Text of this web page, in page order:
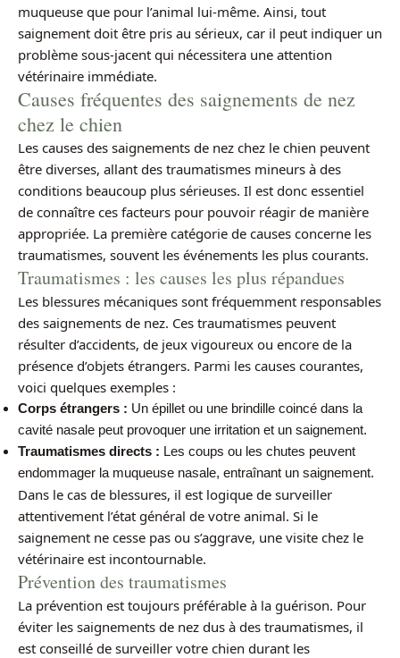
muqueuse que pour l’animal lui-même. Ainsi, tout
saignement doit être pris au sérieux, car il peut indiquer un
problème sous-jacent qui nécessitera une attention
vétérinaire immédiate.
Causes fréquentes des saignements de nez
chez le chien
Les causes des saignements de nez chez le chien peuvent
être diverses, allant des traumatismes mineurs à des
conditions beaucoup plus sérieuses. Il est donc essentiel
de connaître ces facteurs pour pouvoir réagir de manière
appropriée. La première catégorie de causes concerne les
traumatismes, souvent les événements les plus courants.
Traumatismes : les causes les plus répandues
Les blessures mécaniques sont fréquemment responsables
des saignements de nez. Ces traumatismes peuvent
résulter d’accidents, de jeux vigoureux ou encore de la
présence d’objets étrangers. Parmi les causes courantes,
voici quelques exemples :
Corps étrangers : Un épillet ou une brindille coincé dans la
cavité nasale peut provoquer une irritation et un saignement.
Traumatismes directs : Les coups ou les chutes peuvent
endommager la muqueuse nasale, entraînant un saignement.
Dans le cas de blessures, il est logique de surveiller
attentivement l’état général de votre animal. Si le
saignement ne cesse pas ou s’aggrave, une visite chez le
vétérinaire est incontournable.
Prévention des traumatismes
La prévention est toujours préférable à la guérison. Pour
éviter les saignements de nez dus à des traumatismes, il
est conseillé de surveiller votre chien durant les